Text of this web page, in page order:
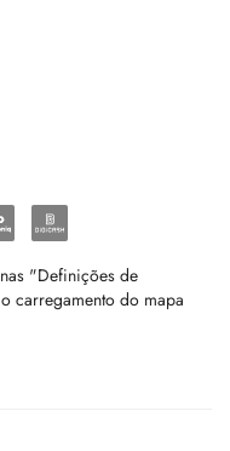
"Definições de
carregamento do mapa